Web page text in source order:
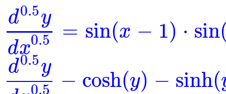
d0.5y
dx0.5 = sin(x − 1) ⋅ sin
d0.5ydx0.5=sin 1)⋅sin y)
d0.5y
0.5 − cosh(y) − sinh(
d0.5ydx0.5-cosh y)-sinh (y)=0